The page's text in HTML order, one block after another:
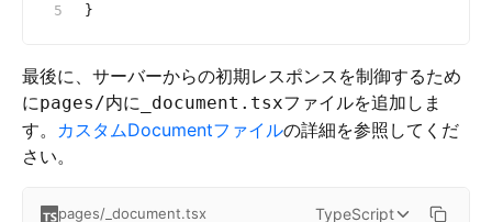
}
最後に、サーバーからの初期レスポンスを制御するため
にpages/内に _document.tsxファイルを追加しま
す。 カスタムDocumentファイルの詳細を参照してくだ
さい。
pages/_document.tsx TypeScript